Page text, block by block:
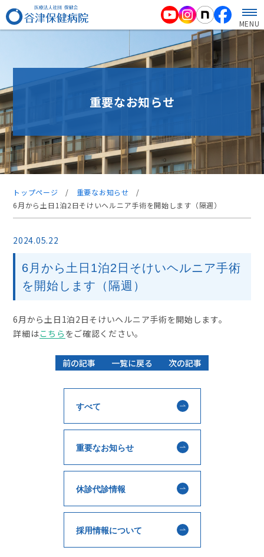
MENU
重要なお知らせ
トップページ / 重要なお知らせ /
6月から土日1泊2日そけいヘルニア手術を開始します（隔週）
2024.05.22
6月から土日1泊2日そけいヘルニア手術
を開始します（隔週）
6月から土日1泊2日そけいヘルニア手術を開始します。
詳細はこちら をご確認ください。
前の記事 一覧に戻る 次の記事
すべて
重要なお知らせ
休診代診情報
採用情報について